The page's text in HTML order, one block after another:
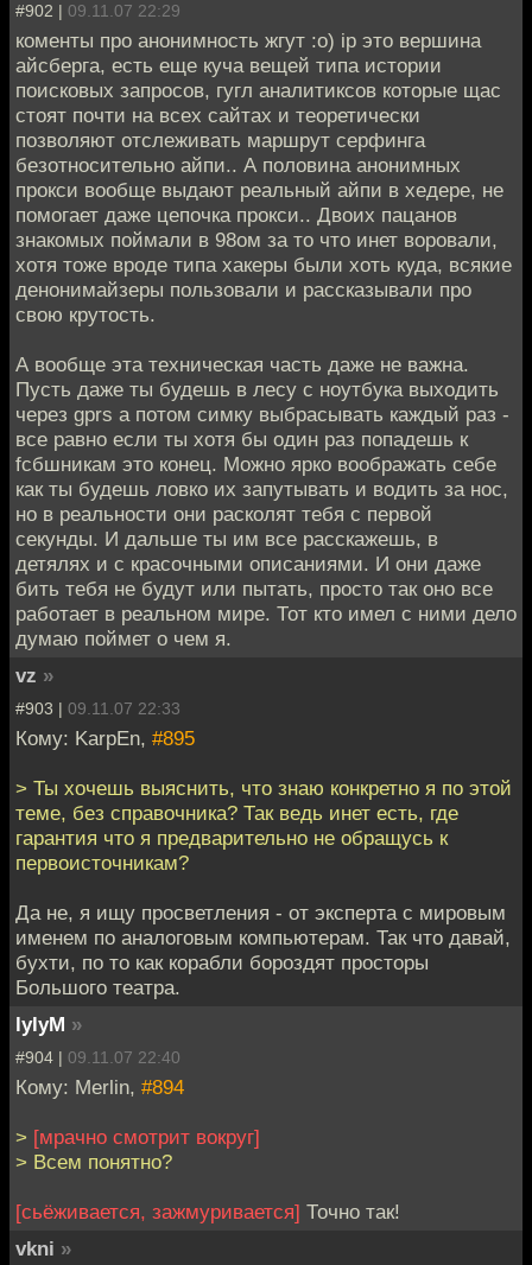
#902 | 09.11.07 22:29
коменты про анонимность жгут :о) ip это вершина
айсберга, есть еще куча вещей типа истории
поисковых запросов, гугл аналитиксов которые щас
стоят почти на всех сайтах и теоретически
позволяют отслеживать маршрут серфинга
безотносительно айпи.. А половина анонимных
прокси вообще выдают реальный айпи в хедере, не
помогает даже цепочка прокси.. Двоих пацанов
знакомых поймали в 98ом за то что инет воровали,
хотя тоже вроде типа хакеры были хоть куда, всякие
денонимайзеры пользовали и рассказывали про
свою крутость.
А вообще эта техническая часть даже не важна.
Пусть даже ты будешь в лесу с ноутбука выходить
через gprs а потом симку выбрасывать каждый раз -
все равно если ты хотя бы один раз попадешь к
fcбшникам это конец. Можно ярко воображать себе
как ты будешь ловко их запутывать и водить за нос,
но в реальности они расколят тебя с первой
секунды. И дальше ты им все расскажешь, в
детялях и с красочными описаниями. И они даже
бить тебя не будут или пытать, просто так оно все
работает в реальном мире. Тот кто имел c ними дело
думаю поймет о чем я.
vz »
#903 | 09.11.07 22:33
Кому: KarpEn, #895
> Ты хочешь выяснить, что знаю конкретно я по этой
теме, без справочника? Так ведь инет есть, где
гарантия что я предварительно не обращусь к
первоисточникам?
Да не, я ищу просветления - от эксперта с мировым
именем по аналоговым компьютерам. Так что давай,
бухти, по то как корабли бороздят просторы
Большого театра.
lylyM »
#904 | 09.11.07 22:40
Кому: Merlin, #894
> [мрачно смотрит вокруг]
> Всем понятно?
[сьёживается, зажмуривается] Точно так!
vkni »